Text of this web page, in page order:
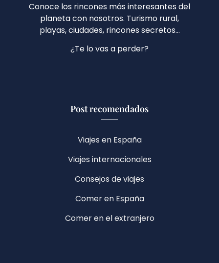
Conoce los rincones más interesantes del
planeta con nosotros. Turismo rural,
playas, ciudades, rincones secretos…
¿Te lo vas a perder?
Post recomendados
Viajes en España
Viajes internacionales
Consejos de viajes
Comer en España
Comer en el extranjero